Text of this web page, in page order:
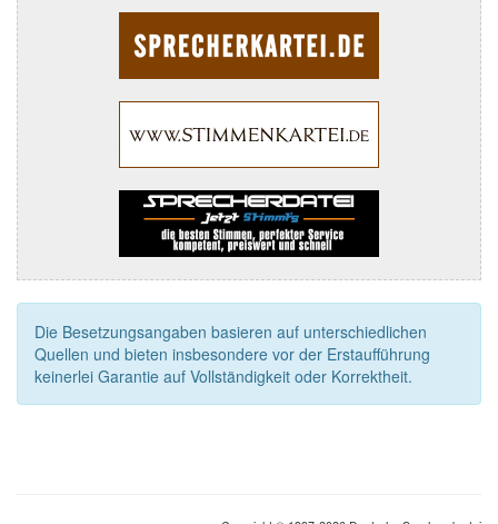
Die Besetzungsangaben basieren auf unterschiedlichen
Quellen und bieten insbesondere vor der Erstaufführung
keinerlei Garantie auf Vollständigkeit oder Korrektheit.